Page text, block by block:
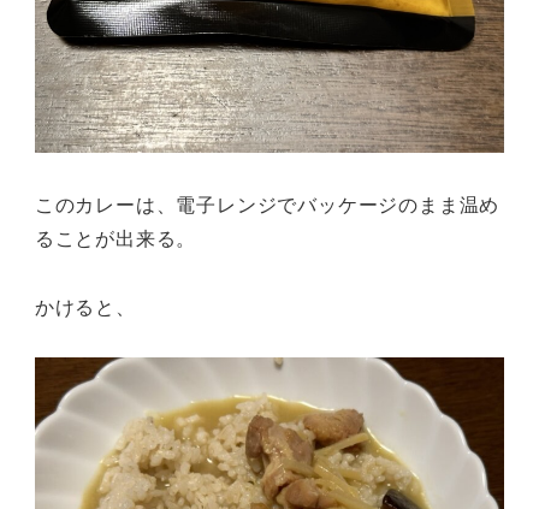
このカレーは、電子レンジでバッケージのまま温め
ることが出来る。
かけると、